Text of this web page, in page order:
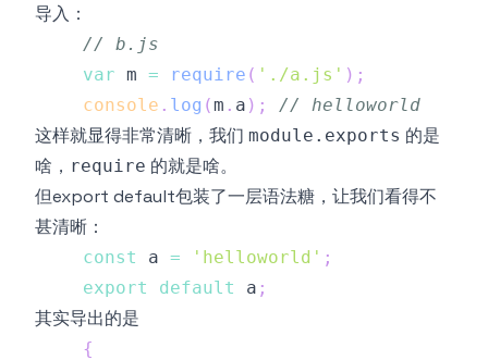
导入：
// b.js
var m = require ( './a.js' ) ;
console . log (m . a ) ; // helloworld
这样就显得非常清晰，我们 module.exports 的是
啥， require 的就是啥。
但export default包装了一层语法糖，让我们看得不
甚清晰：
const a = 'helloworld' ;
export
default a ;
其实导出的是
{